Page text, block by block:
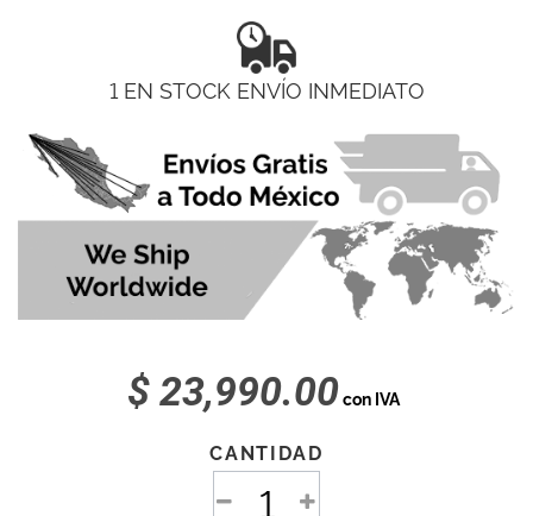
1 EN STOCK ENVÍO INMEDIATO
$ 23,990.00con IVA
CANTIDAD